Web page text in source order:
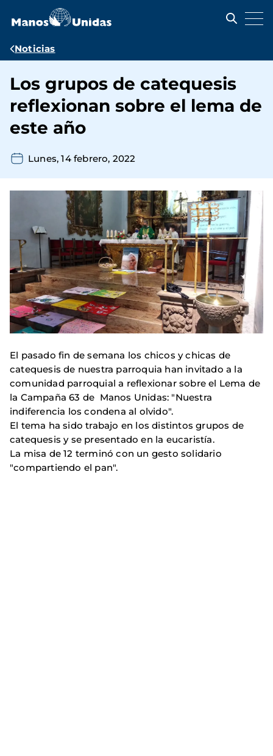
contenido
Ruta
navegación
Noticias
Los grupos de catequesis
reflexionan sobre el lema de
este año
Lunes, 14 febrero, 2022
El pasado fin de semana los chicos y chicas de
catequesis de nuestra parroquia han invitado a la
comunidad parroquial a reflexionar sobre el Lema de
la Campaña 63 de Manos Unidas: "Nuestra
indiferencia los condena al olvido".
El tema ha sido trabajo en los distintos grupos de
catequesis y se presentado en la eucaristía.
La misa de 12 terminó con un gesto solidario
"compartiendo el pan".